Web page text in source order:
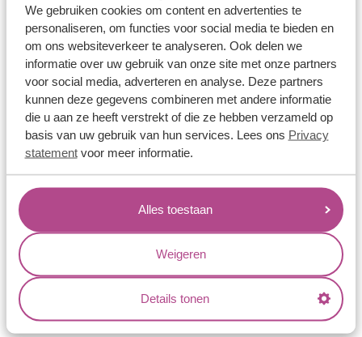
We gebruiken cookies om content en advertenties te
personaliseren, om functies voor social media te bieden en
om ons websiteverkeer te analyseren. Ook delen we
informatie over uw gebruik van onze site met onze partners
voor social media, adverteren en analyse. Deze partners
kunnen deze gegevens combineren met andere informatie
die u aan ze heeft verstrekt of die ze hebben verzameld op
basis van uw gebruik van hun services. Lees ons Privacy
statementvoor meer informatie.
Alles toestaan
Weigeren
Details tonen
Verlovingsringen
Vriendschapsringen
Over ons
Aller Spanninga
Historie
Certificaten
Jouw voordelen
Conflictvrije Materialen
Oneindig veel mogelijkheden
Kwaliteit
Juweliers & Contact